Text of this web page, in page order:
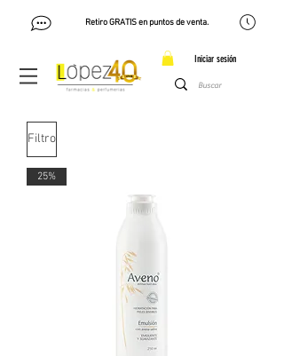
Retiro GRATIS en puntos de venta.
Iniciar sesión
Filtro
25%